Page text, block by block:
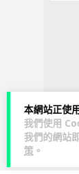
本網站正使
我們使用
我們的網站
策 。